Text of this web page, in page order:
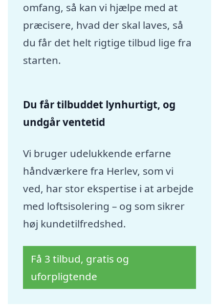
omfang, så kan vi hjælpe med at
præcisere, hvad der skal laves, så
du får det helt rigtige tilbud lige fra
starten.
Du får tilbuddet lynhurtigt, og
undgår ventetid
Vi bruger udelukkende erfarne
håndværkere fra Herlev, som vi
ved, har stor ekspertise i at arbejde
med loftsisolering – og som sikrer
høj kundetilfredshed.
Få 3 tilbud, gratis og
uforpligtende